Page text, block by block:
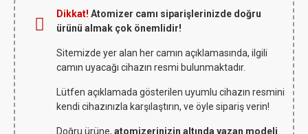
Dikkat! Atomizer camı siparişlerinizde doğru
ürünü almak çok önemlidir!
Sitemizde yer alan her camın açıklamasında, ilgili
camın uyacağı cihazın resmi bulunmaktadır.
Lütfen açıklamada gösterilen uyumlu cihazın resmini
kendi cihazınızla karşılaştırın, ve öyle sipariş verin!
Doğru ürüne, atomizerinizin altında yazan modeli